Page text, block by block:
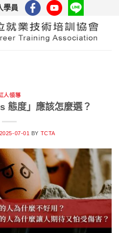
學員
人領導
態度」應該怎麼選？
2025-07-01 BY TCTA